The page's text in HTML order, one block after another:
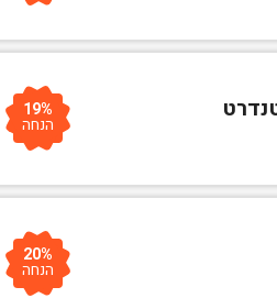
19%
הנחה
20%
הנחה